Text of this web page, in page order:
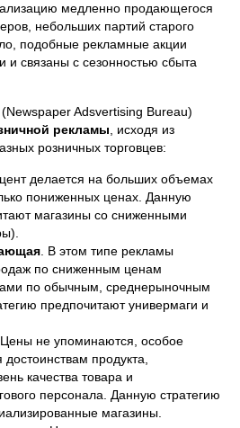
медленно продающегося
небольших партий старого
подобные рекламные акции
связаны с сезонностью сбыта
Adsvertising Bureau)
рекламы , исходя из
розничных торговцев:
делается на больших объемах
пониженных ценах. Данную
магазины со сниженными
. В этом типе рекламы
по сниженным ценам
по обычным, среднерыночным
предпочитают универмаги и
. Цены не упоминаются, особое
продукта,
качества товара и
персонала. Данную стратегию
магазины.